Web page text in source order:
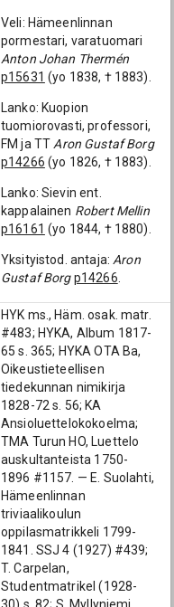
Veli: Hämeenlinnan
pormestari, varatuomari
Anton Johan Thermén
p15631 (yo 1838, † 1883).
Lanko: Kuopion
tuomiorovasti, professori,
FM ja TT Aron Gustaf Borg
p14266 (yo 1826, † 1883).
Lanko: Sievin ent.
kappalainen Robert Mellin
p16161 (yo 1844, † 1880).
Yksityistod. antaja: Aron
Gustaf Borg p14266
HYK ms., Häm. osak. matr.
#483; HYKA, Album 1817-
65 s. 365; HYKA OTA Ba,
Oikeustieteellisen
tiedekunnan nimikirja
1828-72 s. 56; KA
Ansioluettelokokoelma;
TMA Turun HO, Luettelo
auskultanteista 1750-
1896 #1157. — E. Suolahti,
Hämeenlinnan
triviaalikoulun
oppilasmatrikkeli 1799-
1841. SSJ 4 (1927) #439;
T. Carpelan,
Studentmatrikel (1928-